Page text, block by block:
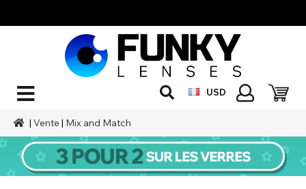
USD
|Vente | Mix and Match